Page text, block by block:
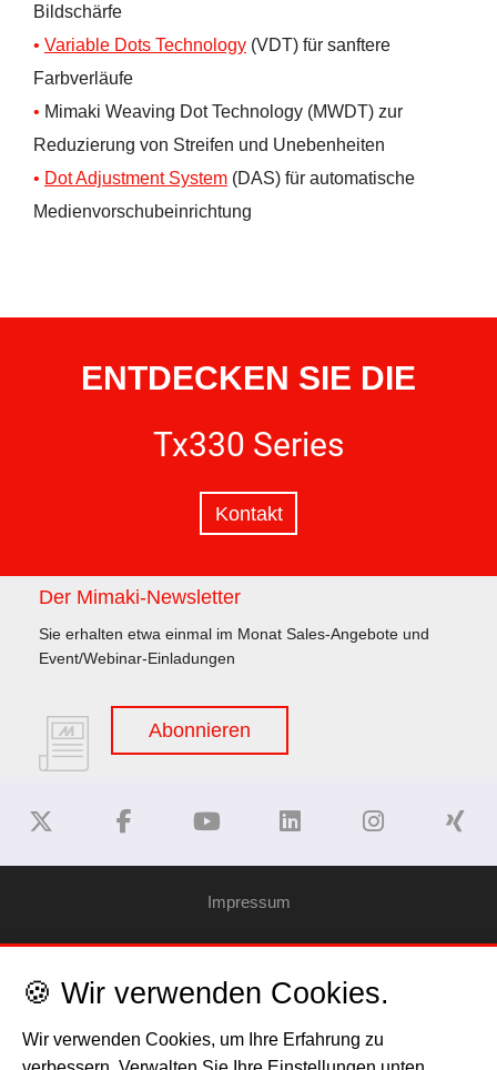
Bildschärfe
Variable Dots Technology (VDT) für sanftere
Farbverläufe
Mimaki Weaving Dot Technology (MWDT) zur
Reduzierung von Streifen und Unebenheiten
Dot Adjustment System (DAS) für automatische
Medienvorschubeinrichtung
ENTDECKEN SIE DIE
Tx330 Series
Kontakt
Der Mimaki-Newsletter
Sie erhalten etwa einmal im Monat Sales-Angebote und
Event/Webinar-Einladungen
Abonnieren
Impressum
🍪 Wir verwenden Cookies.
Wir verwenden Cookies, um Ihre Erfahrung zu